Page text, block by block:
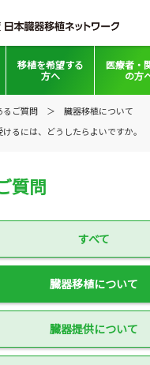
移植を希望する
方へ
考えの方へ
医療者・
の方
るご質問
臓器移植について
るには、どうしたらよいですか。
質問
すべて
臓器移植について
臓器提供について